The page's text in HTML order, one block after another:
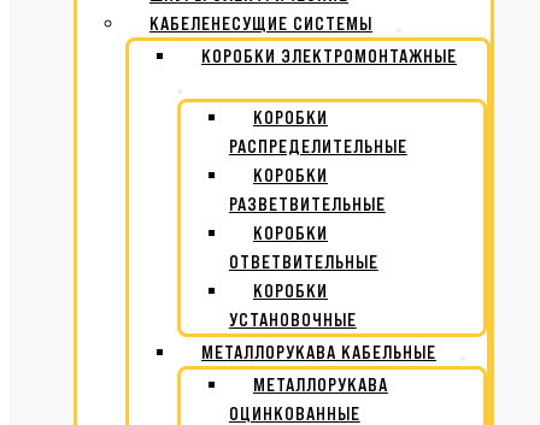
КАБЕЛЕНЕСУЩИЕ СИСТЕМЫ
КОРОБКИ ЭЛЕКТРОМОНТАЖНЫЕ
КОРОБКИ
РАСПРЕДЕЛИТЕЛЬНЫЕ
КОРОБКИ
РАЗВЕТВИТЕЛЬНЫЕ
КОРОБКИ
ОТВЕТВИТЕЛЬНЫЕ
КОРОБКИ
УСТАНОВОЧНЫЕ
МЕТАЛЛОРУКАВА КАБЕЛЬНЫЕ
МЕТАЛЛОРУКАВА
ОЦИНКОВАННЫЕ